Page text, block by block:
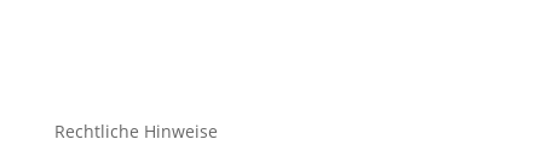
Rechtliche Hinweise